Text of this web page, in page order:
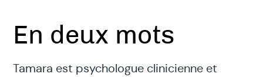
En deux mots
Tamara est psychologue clinicienne et